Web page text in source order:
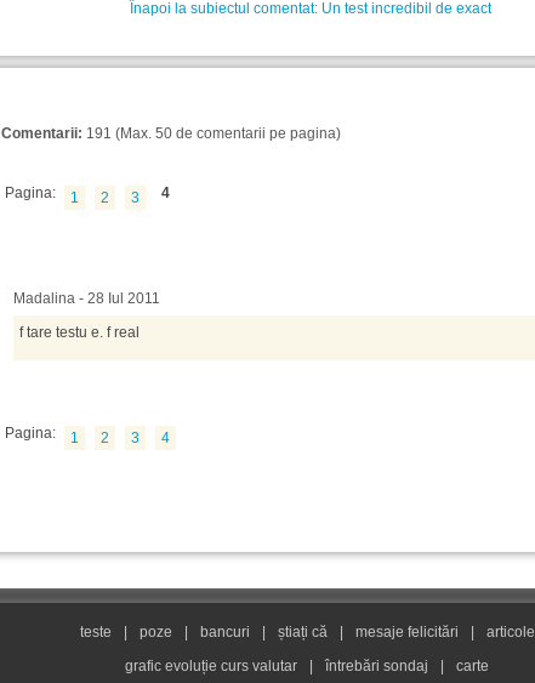
Înapoi la subiectul comentat: Un test incredibil de exact
Comentarii: 191 (Max. 50 de comentarii pe pagina)
Pagina: 1 2 3 4
Madalina - 28 Iul 2011
f tare testu e. f real
Pagina: 1 2 3 4
teste poze bancuri știați că mesaje felicitări
articole
grafic evoluție curs valutar
întrebări sondaj carte